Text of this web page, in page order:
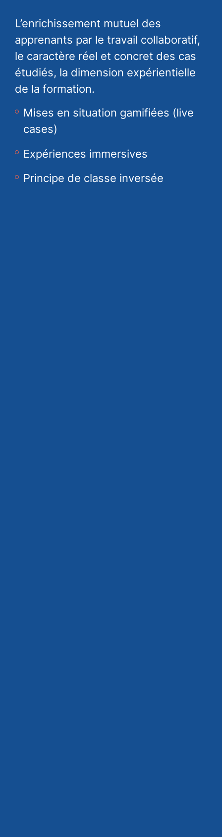
L’enrichissement mutuel des
apprenants par le travail collaboratif,
le caractère réel et concret des cas
étudiés, la dimension expérientielle
de la formation.
Mises en situation gamifiées (live
cases)
Expériences immersives
Principe de classe inversée